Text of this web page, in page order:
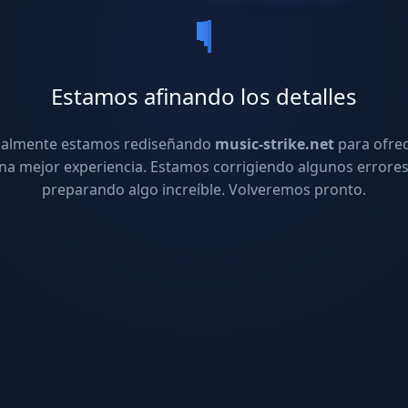
Estamos afinando los detalles
estamos rediseñando music-strike.net para
mejor experiencia. Estamos corrigiendo algunos
preparando algo increíble. Volveremos pronto.